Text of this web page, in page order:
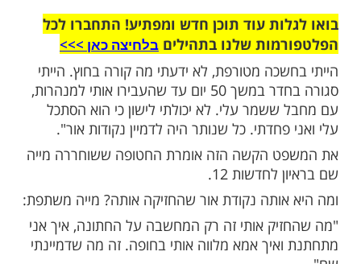
היה לדמיין נקודות אור": מה היה הדבר שהחזיק את
עוד תוכן חדש ומפתיע! התחברו לכל
שלנו בתהילים בלחיצה כאן >>>​
מטורפת, לא ידעתי מה קורה בחוץ. הייתי